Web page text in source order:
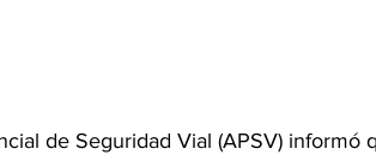
de Seguridad Vial (APSV) informó